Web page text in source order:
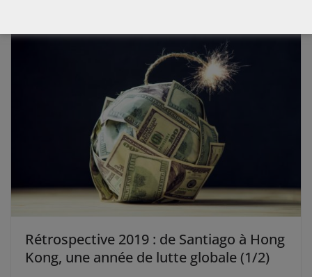
Rétrospective 2019 : de Santiago à Hong
Kong, une année de lutte globale (1/2)